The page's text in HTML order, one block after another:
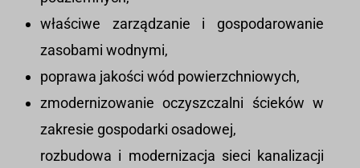
właściwe zarządzanie i gospodarowanie
zasobami wodnymi,
poprawa jakości wód powierzchniowych,
zmodernizowanie oczyszczalni ścieków w
zakresie gospodarki osadowej,
rozbudowa i modernizacja sieci kanalizacji